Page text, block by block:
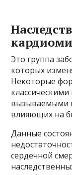
Это группа
которых
Некоторые
вызываемыми
влияющих на
Данные
сердечной